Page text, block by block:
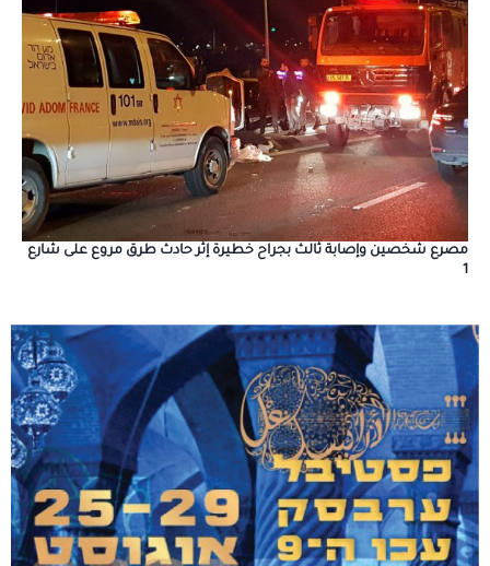
مصرع شخصين وإصابة ثالث بجراح خطيرة إثر حادث طرق مروع على شارع
1